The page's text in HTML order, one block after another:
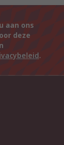
aan ons
deze
.